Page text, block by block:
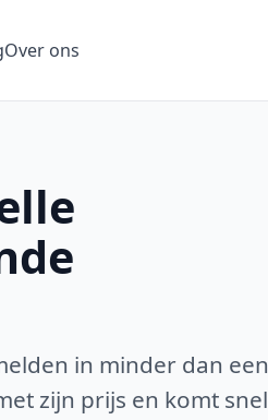
Over ons
in minder dan een
zijn prijs en komt snel